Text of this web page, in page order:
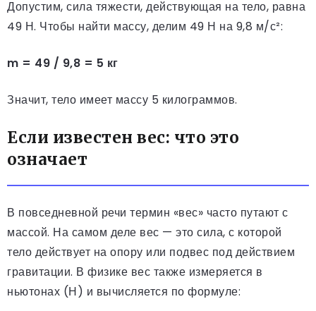
Допустим, сила тяжести, действующая на тело, равна
49 Н. Чтобы найти массу, делим 49 Н на 9,8 м/с²:
m = 49 / 9,8 = 5 кг
Значит, тело имеет массу 5 килограммов.
Если известен вес: что это
означает
В повседневной речи термин «вес» часто путают с
массой. На самом деле вес — это сила, с которой
тело действует на опору или подвес под действием
гравитации. В физике вес также измеряется в
ньютонах (Н) и вычисляется по формуле: